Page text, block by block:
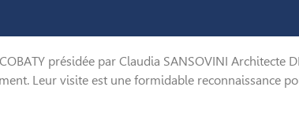
présidée par Claudia SANSOVINI Architecte
Leur visite est une formidable reconnaissance